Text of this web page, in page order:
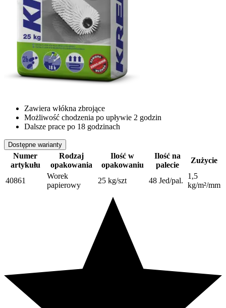
Zawiera włókna zbrojące
Możliwość chodzenia po upływie 2 godzin
Dalsze prace po 18 godzinach
Dostępne warianty
Numer
artykułu
Rodzaj
opakowania
Ilość w
opakowaniu
Ilość na
palecie
Zużycie
40861
Worek
papierowy
25 kg/szt 48 Jed/pal.
1,5
kg/m²/mm